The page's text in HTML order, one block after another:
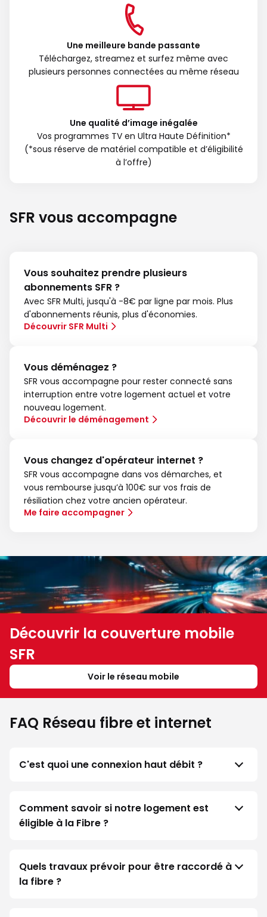
Une meilleure bande passante
Téléchargez, streamez et surfez même avec
plusieurs personnes connectées au même réseau
Une qualité d’image inégalée
Vos programmes TV en Ultra Haute Définition*
(*sous réserve de matériel compatible et d’éligibilité
à l’offre)
SFR vous accompagne
Vous souhaitez prendre plusieurs
abonnements SFR ?
Avec SFR Multi, jusqu'à -8€ par ligne par mois. Plus
d'abonnements réunis, plus d'économies.
Découvrir SFR Multi
Vous déménagez ?
SFR vous accompagne pour rester connecté sans
interruption entre votre logement actuel et votre
nouveau logement.
Découvrir le déménagement
Vous changez d'opérateur internet ?
SFR vous accompagne dans vos démarches, et
vous rembourse jusqu’à 100€ sur vos frais de
résiliation chez votre ancien opérateur.
Me faire accompagner
Découvrir la couverture mobile
SFR
Voir le réseau mobile
FAQ Réseau fibre et internet
C'est quoi une connexion haut débit ?
Comment savoir si notre logement est
éligible à la Fibre ?
Quels travaux prévoir pour être raccordé à
la fibre ?